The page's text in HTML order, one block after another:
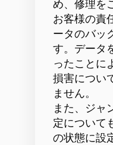
め、修理を
お客様の責
ータのバッ
す。データ
ったことに
損害につい
ません。
また、ジャ
定について
の状態に設